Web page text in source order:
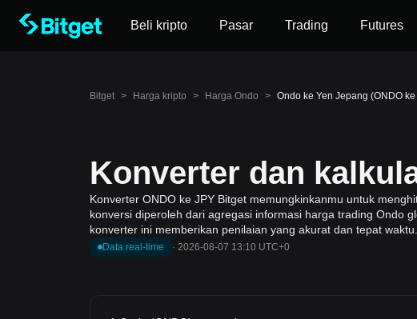
Beli kripto Pasar Trading Futures
Bitget > Harga kripto > Harga Ondo > Ondo ke Yen Jepang (ONDO
Konverter dan
Konverter ONDO ke JPY Bitget memungkinkanmu untuk
konversi diperoleh dari agregasi informasi harga trading Ondo
konverter ini memberikan penilaian yang akurat dan tepat waktu.
Data real-time · 2026-08-07 13:10 UTC+0